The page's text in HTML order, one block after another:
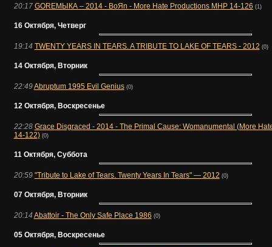
20:17 GOREМЫКА – 2014 - BoЯn - More Hate Productions MHP 14-126 (1)
16 Октября, Четверг
19:14 TWENTY YEARS IN TEARS. A TRIBUTE TO LAKE OF TEARS - 2012 (0)
14 Октября, Вторник
22:49Abruptum 1995 Evil Genius (0)
12 Октября, Воскресенье
22:28 Grace Disgraced - 2014 - The Primal Cause: Womanumental (More
14-122) (0)
11 Октября, Суббота
20:59 "Tribute to Lake of Tears. Twenty Years In Tears" — 2012 (0)
07 Октября, Вторник
20:14 Abattoir - The Only Safe Place 1986 (0)
05 Октября, Воскресенье